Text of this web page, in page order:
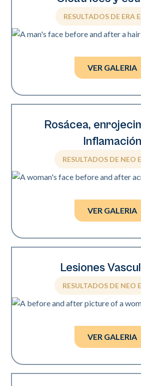
RESULTADOS DE ERA
VER GALERIA
Rosácea,
Inflamación
RESULTADOS DE NEO
VER GALERIA
Lesiones
RESULTADOS DE NEO
VER GALERIA